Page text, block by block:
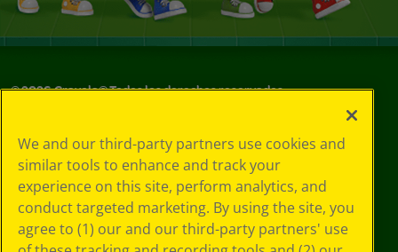
©2026Crayola® Todos los derechos reservados.
de privacidad
Política de
privacidad
Términos de SMS
GDPR
Aviso de
We and our third-party partners use cookies and
similar tools to enhance and track your
experience on this site, perform analytics, and
conduct targeted marketing. By using the site, you
agree to (1) our and our third-party partners' use